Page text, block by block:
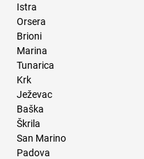
Istra
Orsera
Brioni
Marina
Tunarica
Krk
Ježevac
Baška
Škrila
San Marino
Padova